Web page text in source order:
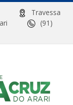
Travessa
Arari
(91)